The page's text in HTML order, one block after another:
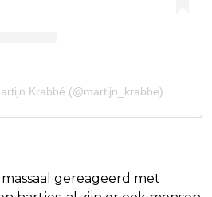
Krabbé (@martijn_krabbe)
gereageerd met